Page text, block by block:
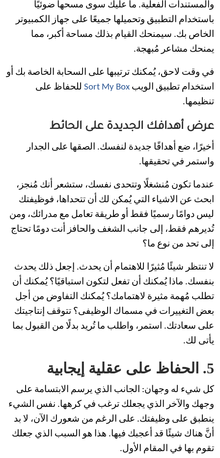
والمستندات الفعلية. ما عليك سوى مسحها ضوئيًا
باستخدام التطبيق وتحميلها جميعًا على جهاز الكمبيوتر
الخاص بك. سيمنحك القيام بذلك مساحة أكبر، مما
يمنحك مشاعر مُبهجة.
في وقت لاحق، يُمكنك ترتيبها على السحابة الخاصة بك أو
استخدام تطبيق الويبSort My Box للحفاظ على
تنظيمها.
عرض أهدافك الجديدة على الحائط
أخيرًا، ضع أهدافًا جديدة لنفسك. الصقها على الجدار
واستمر في تحقيقها.
عندما تكون مُنشغلًا وتتحدى نفسك، ستشعر أنك مُنجز،
ابحث عن الاشياء التي يُمكن لك أن تتحداها، فوظيفتك
ليس دوامًا رسميًا فقط أو طريقة تعامل مع مدرائك، ومن
تُديرهم فقط، إلى جانب الشغف والحافز أنت دومًا تحتاج
إلى تحد من نوع ما؟
لا تنتظر شيئًا مُثيرًا للاهتمام أن يحدث. إجعل ذلك يحدث
بنفسك. ماذا يُمكنك أن تفعل لتكون استباقيًا؟ يُمكنك أن
تطلب مُهمة مثيرة لاهتمامك؟ يُمكنك التفاوض من أجل
بعض التغييرات في مسماك الوظيفى؟ تتوقف إنتاجيتك
على سعادتك. استمر، واطلب ما تُريد بدلًا من القبول بما
يأتى لك.
5. الحفاظ على عقلية إيجابية
كل شيء له وجهان: الجانب الذي يرسم الابتسامة على
وجهك والآخر الذي يجعلك ترغب في كرهها. نفس الشيء
ينطبق على وظيفتك. على الرغم من شعورك الآن، لا بد
أنَّ هناك شيئًا قد أعجبك فيها. هذا هو السبب الذي جعلك
تقوم بها في المقام الأول.